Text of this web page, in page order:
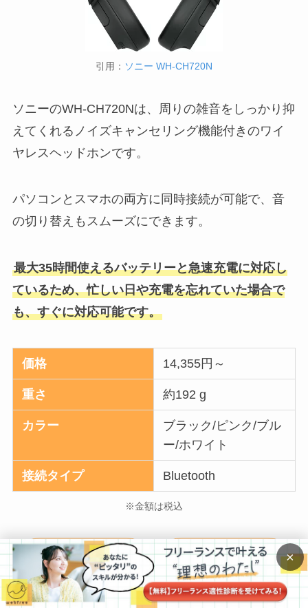
引用： ソニー WH-CH720N
ソニーのWH-CH720Nは、周りの雑音をしっかり抑
えてくれるノイズキャンセリング機能付きのワイ
ヤレスヘッドホンです。
パソコンとスマホの両方に同時接続が可能で、音
の切り替えもスムーズにできます。
最大35時間使えるバッテリーと急速充電に対応し
ているため、忙しい日や充電を忘れていた場合で
も、すぐに対応可能です。
価格 14,355円～
重さ 約192 g
カラー
ブラック/ピンク/ブル
ー/ホワイト
接続タイプ ‎Bluetooth
※金額は税込
Amazon商品ペー
ジはこちら
楽天商品ページ
はこちら
×